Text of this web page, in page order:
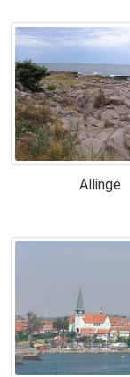
Allinge